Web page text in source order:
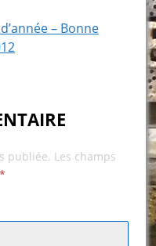
– Bonne
publiée. Les champs
*